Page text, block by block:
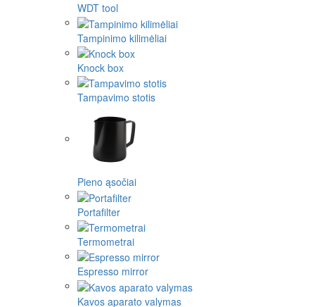
WDT tool
Tampinimo kilimėliai
Knock box
Tampavimo stotis
Pieno ąsočiai
Portafilter
Termometrai
Espresso mirror
Kavos aparato valymas